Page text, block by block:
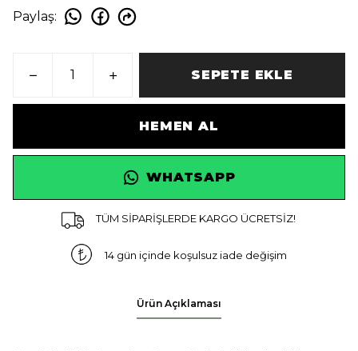
Paylaş:
SEPETE EKLE
HEMEN AL
WHATSAPP
TÜM SİPARİŞLERDE KARGO ÜCRETSİZ!
14 gün içinde koşulsuz iade değişim
Ürün Açıklaması